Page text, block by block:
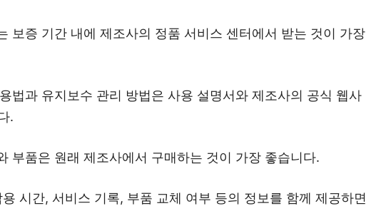
보증 기간 내에 제조사의 정품 서비스 센터에서 받는 것이 가장
법과 유지보수 관리 방법은 사용 설명서와 제조사의 공식 웹사
.
부품은 원래 제조사에서 구매하는 것이 가장 좋습니다.
시간, 서비스 기록, 부품 교체 여부 등의 정보를 함께 제공하면